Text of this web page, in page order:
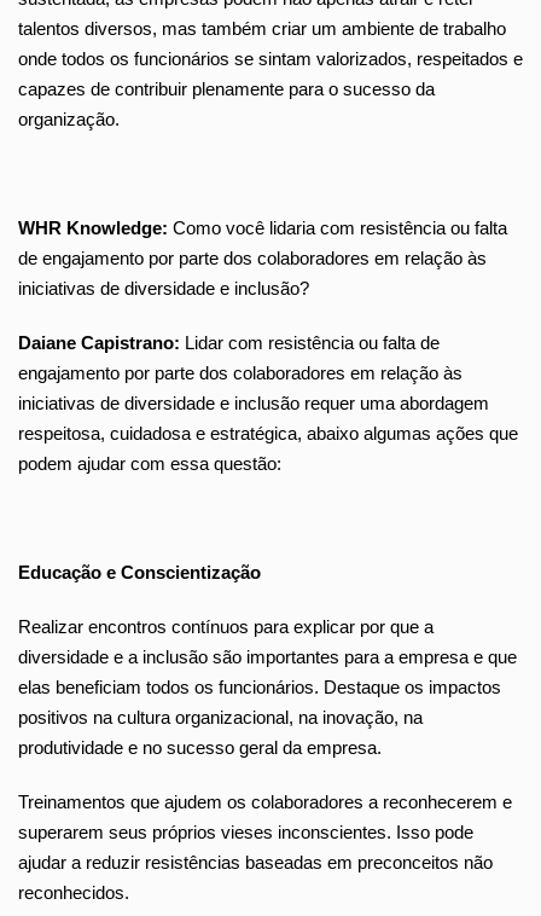
talentos diversos, mas também criar um ambiente de trabalho
onde todos os funcionários se sintam valorizados, respeitados e
capazes de contribuir plenamente para o sucesso da
organização.
WHR Knowledge: Como você lidaria com resistência ou falta
de engajamento por parte dos colaboradores em relação às
iniciativas de diversidade e inclusão?
Daiane Capistrano: Lidar com resistência ou falta de
engajamento por parte dos colaboradores em relação às
iniciativas de diversidade e inclusão requer uma abordagem
respeitosa, cuidadosa e estratégica, abaixo algumas ações que
podem ajudar com essa questão:
Educação e Conscientização
Realizar encontros contínuos para explicar por que a
diversidade e a inclusão são importantes para a empresa e que
elas beneficiam todos os funcionários. Destaque os impactos
positivos na cultura organizacional, na inovação, na
produtividade e no sucesso geral da empresa.
Treinamentos que ajudem os colaboradores a reconhecerem e
superarem seus próprios vieses inconscientes. Isso pode
ajudar a reduzir resistências baseadas em preconceitos não
reconhecidos.